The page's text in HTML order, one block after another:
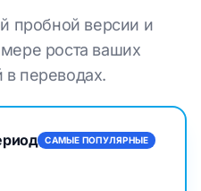
пробной версии и
роста ваших
в переводах.
САМЫЕ ПОПУЛЯРНЫЕ